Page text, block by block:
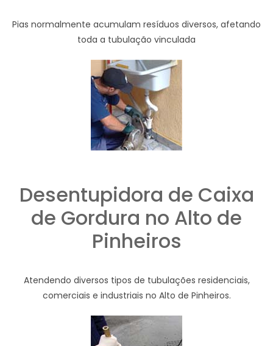
Pias normalmente acumulam resíduos diversos, afetando
toda a tubulação vinculada
Desentupidora de Caixa
de Gordura no Alto de
Pinheiros
Atendendo diversos tipos de tubulações residenciais,
comerciais e industriais no Alto de Pinheiros.